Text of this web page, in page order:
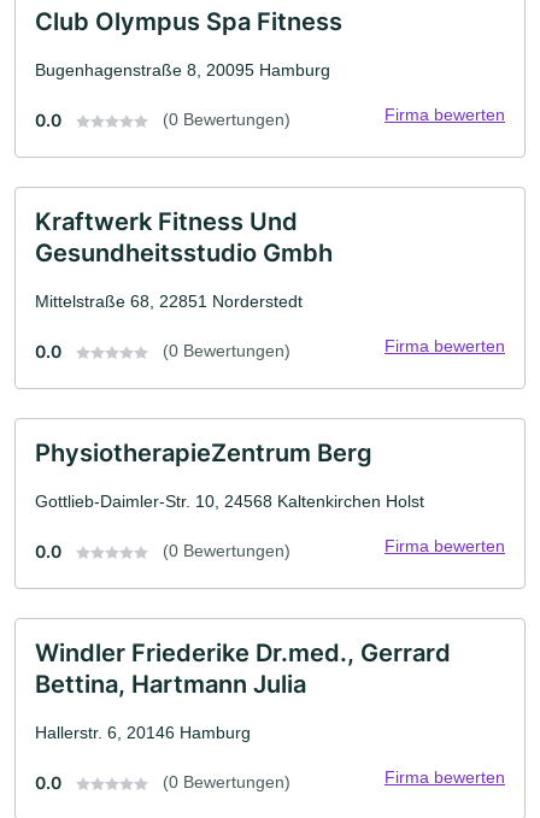
Club Olympus Spa Fitness
Bugenhagenstraße 8, 20095 Hamburg
0.0 (0 Bewertungen) Firma bewerten
Kraftwerk Fitness Und
Gesundheitsstudio Gmbh
Mittelstraße 68, 22851 Norderstedt
0.0 (0 Bewertungen) Firma bewerten
PhysiotherapieZentrum Berg
Gottlieb-Daimler-Str. 10, 24568 Kaltenkirchen Holst
0.0 (0 Bewertungen) Firma bewerten
Windler Friederike Dr.med., Gerrard
Bettina, Hartmann Julia
Hallerstr. 6, 20146 Hamburg
0.0 (0 Bewertungen) Firma bewerten